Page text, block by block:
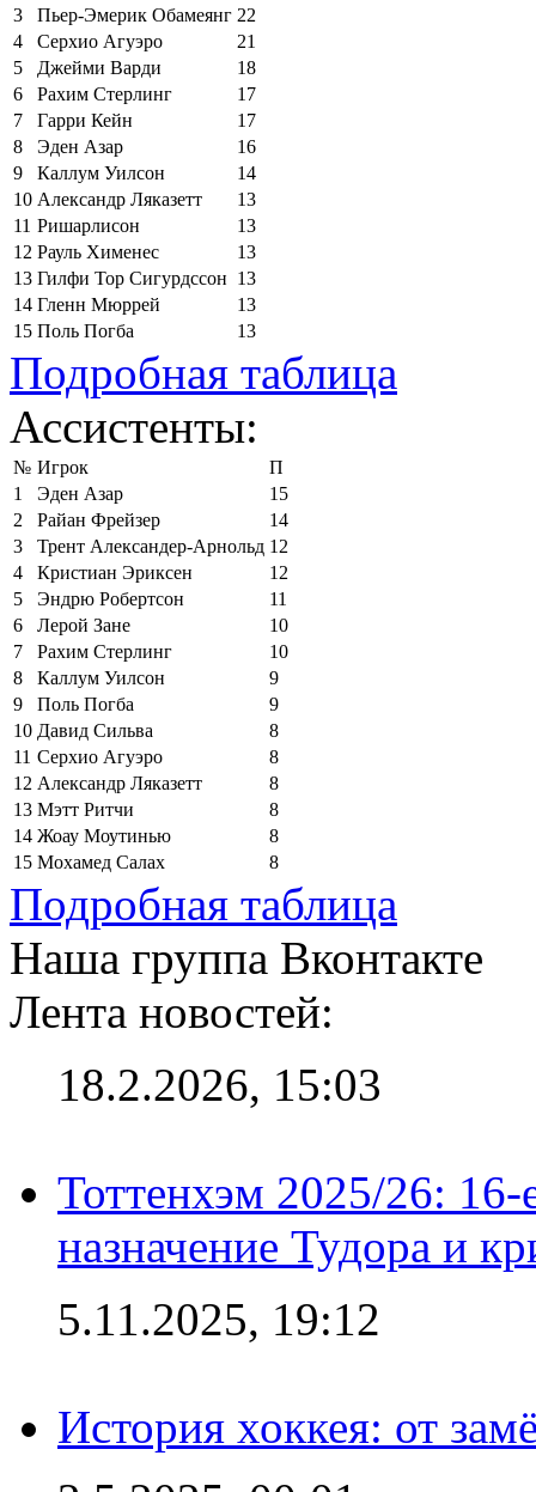
3
Пьер-Эмерик Обамеянг 22
4
Серхио Агуэро
21
5
Джейми Варди
18
6
Рахим Стерлинг
17
7
Гарри Кейн
17
8
Эден Азар
16
9
Каллум Уилсон
14
10 Александр Ляказетт
13
11 Ришарлисон
13
12 Рауль Хименес
13
13 Гилфи Тор Сигурдссон 13
14 Гленн Мюррей
13
15 Поль Погба 13
Подробная таблица
Ассистенты:
№ Игрок
П
1
Эден Азар
15
2
Райан Фрейзер
14
3
Трент Александер-Арнольд 12
4
Кристиан Эриксен
12
5
Эндрю Робертсон
11
6
Лерой Зане
10
7
Рахим Стерлинг
10
8
Каллум Уилсон
9
9
Поль Погба
9
10 Давид Сильва
8
11 Серхио Агуэро
8
12 Александр Ляказетт
8
13 Мэтт Ритчи
8
14 Жоау Моутинью
8
15 Мохамед Салах 8
Подробная таблица
Наша группа Вконтакте
Лента новостей:
18.2.2026, 15:03
Тоттенхэм 2025/26:
назначение Тудора и
5.11.2025, 19:12
История хоккея: от